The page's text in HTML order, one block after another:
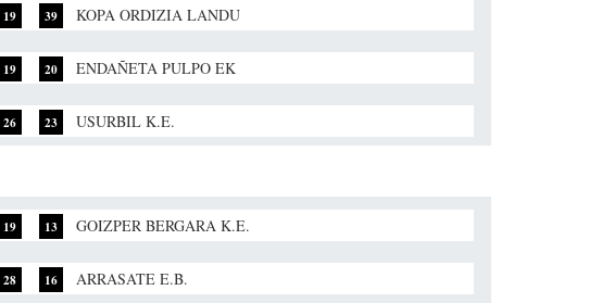
19 39 KOPA ORDIZIA LANDU
19 20 ENDAÑETA PULPO EK
26 23 USURBIL K.E.
19 13 GOIZPER BERGARA K.E.
28 16 ARRASATE E.B.